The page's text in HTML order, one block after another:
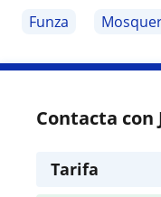
Funza
Contacta con
Tarifa